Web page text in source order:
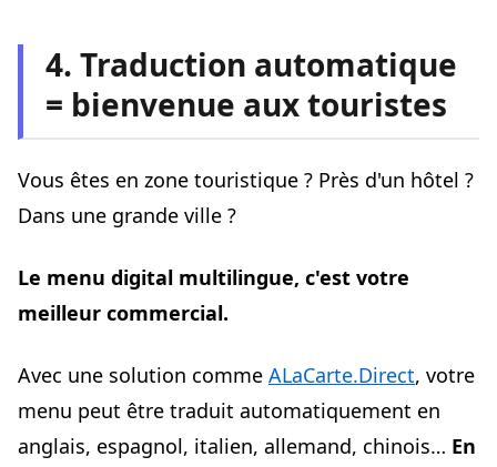
4. Traduction automatique
= bienvenue aux touristes
Vous êtes en zone touristique ? Près d'un hôtel ?
Dans une grande ville ?
Le menu digital multilingue, c'est votre
meilleur commercial.
Avec une solution comme ALaCarte.Direct, votre
menu peut être traduit automatiquement en
anglais, espagnol, italien, allemand, chinois… En